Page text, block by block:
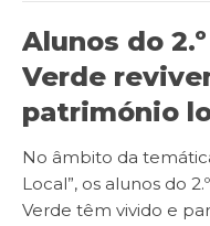
Alunos do
Verde
património
No âmbito da
Local”, os alunos do
Verde têm vivido e